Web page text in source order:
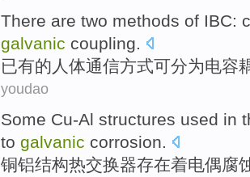
There are two methods of IBC:
galvanic coupling.
已有的 人体通信方式可分为电容
youdao
Some Cu-Al structures used in
to galvanic corrosion.
铜铝结构热交换器存在着电偶腐